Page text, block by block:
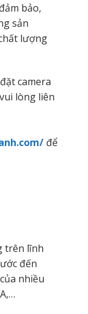
bảo,
sản
lượng
camera
lòng liên
để
trên lĩnh
đến
nhiều